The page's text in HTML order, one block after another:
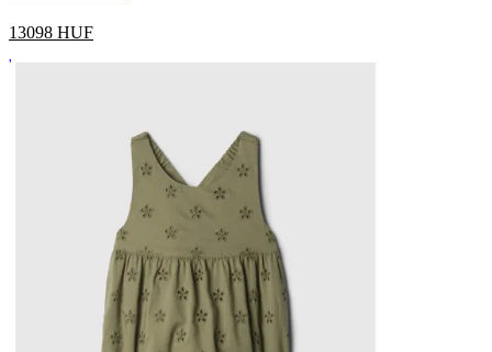
13098 HUF